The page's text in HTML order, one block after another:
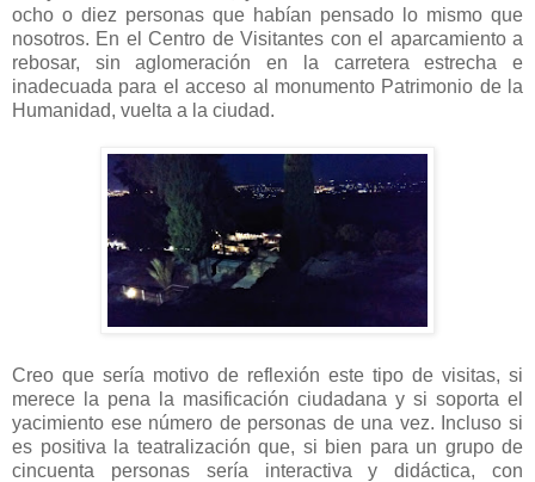
ocho o diez personas que habían pensado lo mismo que
nosotros. En el Centro de Visitantes con el aparcamiento a
rebosar, sin aglomeración en la carretera estrecha e
inadecuada para el acceso al monumento Patrimonio de la
Humanidad, vuelta a la ciudad.
Creo que sería motivo de reflexión este tipo de visitas, si
merece la pena la masificación ciudadana y si soporta el
yacimiento ese número de personas de una vez. Incluso si
es positiva la teatralización que, si bien para un grupo de
cincuenta personas sería interactiva y didáctica, con